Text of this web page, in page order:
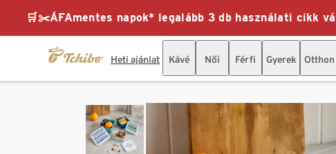
🛒✂️ÁFAmentes napok* legalább 3 db használati cikk
Heti ajánlat Kávé Női Férfi Gyerek Otthon